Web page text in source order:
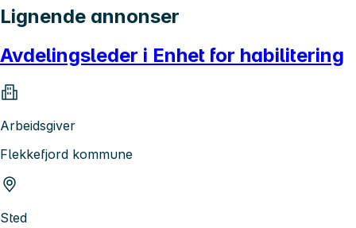
Lignende annonser
Avdelingsleder i Enhet for habilitering
Arbeidsgiver
Flekkefjord kommune
Sted